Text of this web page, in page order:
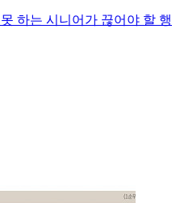
하는 시니어가 끊어야 할 행